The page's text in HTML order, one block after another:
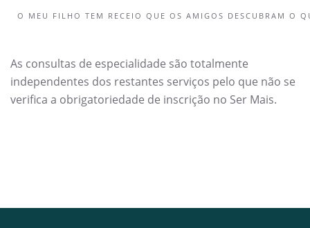
O MEU FILHO TEM RECEIO QUE OS AMIGOS DESCUBRAM O
As consultas de especialidade são totalmente
independentes dos restantes serviços pelo que não se
verifica a obrigatoriedade de inscrição no Ser Mais.